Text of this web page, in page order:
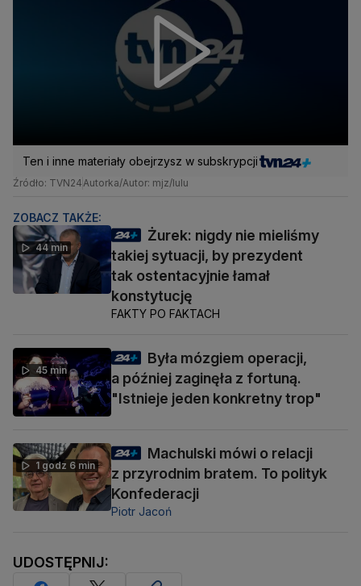
Ten i inne materiały obejrzysz w subskrypcji
Źródło: TVN24Autorka/Autor: mjz/lulu
ZOBACZ TAKŻE:
44 min
Żurek: nigdy nie mieliśmy
takiej sytuacji, by prezydent
tak ostentacyjnie łamał
konstytucję
FAKTY PO FAKTACH
45 min
Była mózgiem operacji,
a później zaginęła z fortuną.
"Istnieje jeden konkretny trop"
1 godz 6 min
Machulski mówi o relacji
z przyrodnim bratem. To polityk
Konfederacji
Piotr Jacoń
UDOSTĘPNIJ: